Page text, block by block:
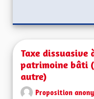
Taxe
patrimoine bâti
autre)
Proposition